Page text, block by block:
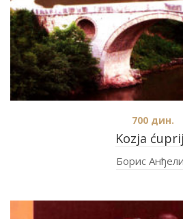
Kozja
700 дин.
Борис